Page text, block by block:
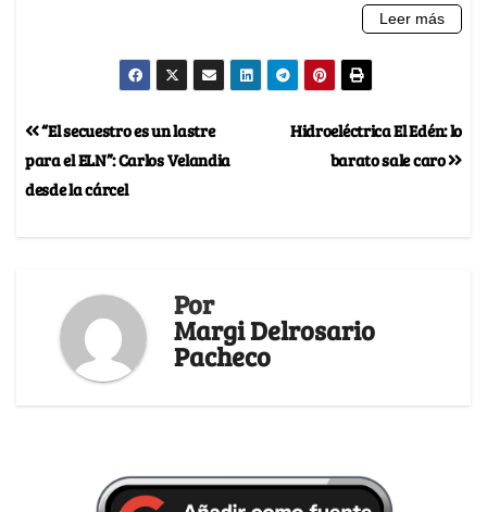
Hidroeléctrica El Edén: lo
barato sale caro
“El secuestro es un lastre
para el ELN”: Carlos Velandia
desde la cárcel
Por
Margi Delrosario
Pacheco